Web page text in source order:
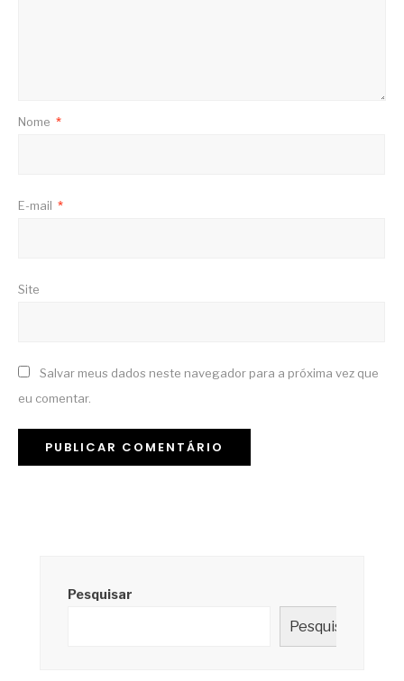
Nome *
E-mail *
Site
Salvar meus dados neste navegador para a próxima vez que
eu comentar.
Pesquisar
Pesquisar